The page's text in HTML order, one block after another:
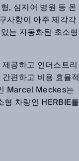
, 심지어 병원 등 온
사항이 아주 제각각
는 자동화된 초소형
공하고 인더스트리
편하고 비용 효율
Marcel Meckes는
차량인 HERBIE를